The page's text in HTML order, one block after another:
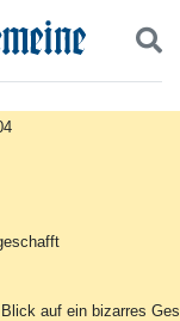
auf ein bizarres